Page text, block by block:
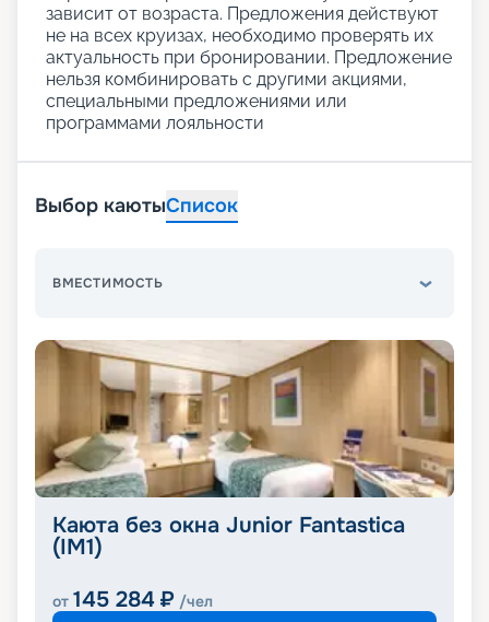
зависит от возраста. Предложения действуют
не на всех круизах, необходимо проверять их
актуальность при бронировании. Предложение
нельзя комбинировать с другими акциями,
специальными предложениями или
программами лояльности
Выбор каютыСписок
ВМЕСТИМОСТЬ
Каюта без окна Junior Fantastica
(IM1)
от 145 284 ₽ /чел